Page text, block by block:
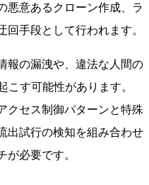
悪意あるクローン作成、ラ
手段として行われます。
報の漏洩や、違法な人間の
こす可能性があります。
クセス制御パターンと特殊
出試行の検知を組み合わせ
が必要です。